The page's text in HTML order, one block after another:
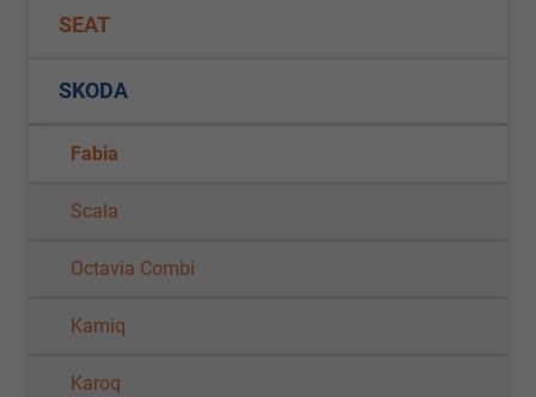
SEAT
SKODA
Fabia
Scala
Octavia Combi
Kamiq
Karoq